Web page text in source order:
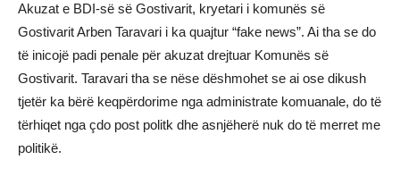
Akuzat e BDI-së së Gostivarit, kryetari i komunës së
Gostivarit Arben Taravari i ka quajtur “fake news”. Ai tha se do
të inicojë padi penale për akuzat drejtuar Komunës së
Gostivarit. Taravari tha se nëse dëshmohet se ai ose dikush
tjetër ka bërë keqpërdorime nga administrate komuanale, do të
tërhiqet nga çdo post politk dhe asnjëherë nuk do të merret me
politikë.